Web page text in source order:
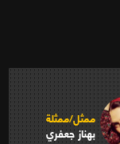
ممثل/ممثلة
بهناز جعفري